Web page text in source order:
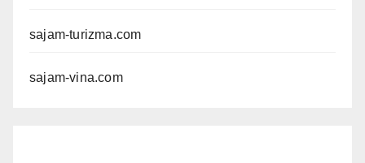
sajam-turizma.com
sajam-vina.com